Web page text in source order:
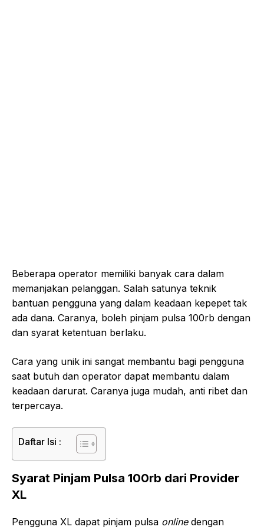
Beberapa operator memiliki banyak cara dalam
memanjakan pelanggan. Salah satunya teknik
bantuan pengguna yang dalam keadaan kepepet tak
ada dana. Caranya, boleh pinjam pulsa 100rb dengan
dan syarat ketentuan berlaku.
Cara yang unik ini sangat membantu bagi pengguna
saat butuh dan operator dapat membantu dalam
keadaan darurat. Caranya juga mudah, anti ribet dan
terpercaya.
Daftar Isi :
Syarat Pinjam Pulsa 100rb dari Provider
XL
Pengguna XL dapat pinjam pulsa online dengan